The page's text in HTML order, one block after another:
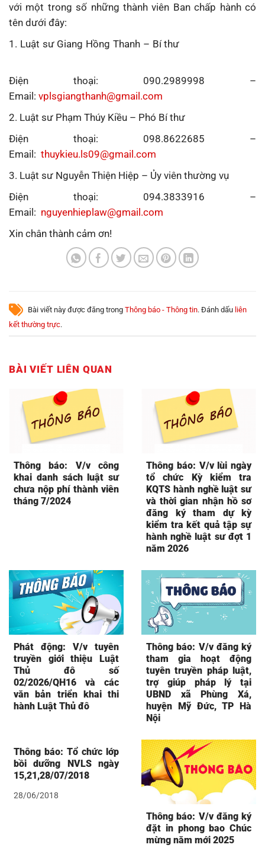
với một trong số những thành viên Ban chấp hành có
tên dưới đây:
1. Luật sư Giang Hồng Thanh – Bí thư
Điện thoại: 090.2989998 –
Email: vplsgiangthanh@gmail.com
2. Luật sư Phạm Thúy Kiều – Phó Bí thư
Điện thoại: 098.8622685 –
Email: thuykieu.ls09@gmail.com
3. Luật sư Nguyễn Thiện Hiệp – Ủy viên thường vụ
Điện thoại: 094.3833916 –
Email: nguyenhieplaw@gmail.com
Xin chân thành cảm ơn!
Bài viết này được đăng trong Thông báo - Thông tin. Đánh dấu liên
kết thường trực.
BÀI VIẾT LIÊN QUAN
Thông báo: V/v công
khai danh sách luật sư
chưa nộp phí thành viên
tháng 7/2024
Thông báo: V/v lùi ngày
tổ chức Kỳ kiểm tra
KQTS hành nghề luật sư
và thời gian nhận hồ sơ
đăng ký tham dự kỳ
kiểm tra kết quả tập sự
hành nghề luật sư đợt 1
năm 2026
Phát động: V/v tuyên
truyền giới thiệu Luật
Thủ đô số
02/2026/QH16 và các
văn bản triển khai thi
hành Luật Thủ đô
Thông báo: V/v đăng ký
tham gia hoạt động
tuyên truyền pháp luật,
trợ giúp pháp lý tại
UBND xã Phùng Xá,
huyện Mỹ Đức, TP Hà
Nội
Thông báo: Tổ chức lớp
bồi dưỡng NVLS ngày
15,21,28/07/2018
28/06/2018
Thông báo: V/v đăng ký
đặt in phong bao Chúc
mừng năm mới 2025